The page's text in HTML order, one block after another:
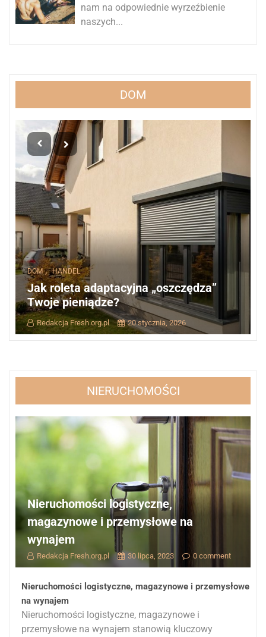
nam na odpowiednie wyrzeźbienie
naszych...
DOM
DOM, HANDEL
Jak roleta adaptacyjna „oszczędza”
Twoje pieniądze?
Redakcja Fresh.org.pl 20 stycznia, 2026
NIERUCHOMOŚCI
Nieruchomości logistyczne,
magazynowe i przemysłowe na
wynajem
Redakcja Fresh.org.pl 30 lipca, 2023 0 comment
Nieruchomości logistyczne, magazynowe i przemysłowe
na wynajem
Nieruchomości logistyczne, magazynowe i
przemysłowe na wynajem stanowią kluczowy